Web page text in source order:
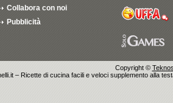
Collabora con noi
Pubblicità
Copyright ©
– Ricette di cucina facili e veloci supplemento alla